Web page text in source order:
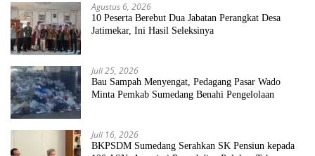
Agustus 6, 2026
10 Peserta Berebut Dua Jabatan Perangkat Desa
Jatimekar, Ini Hasil Seleksinya
Juli 25, 2026
Bau Sampah Menyengat, Pedagang Pasar Wado
Minta Pemkab Sumedang Benahi Pengelolaan
Juli 16, 2026
BKPSDM Sumedang Serahkan SK Pensiun kepada